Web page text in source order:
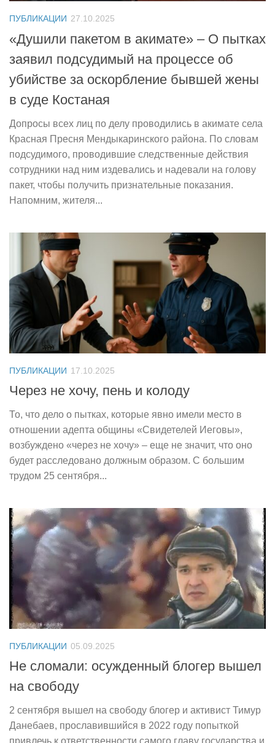
ПУБЛИКАЦИИ 27.10.2025
«Душили пакетом в акимате» – О пытках
заявил подсудимый на процессе об
убийстве за оскорбление бывшей жены
в суде Костаная
Допросы всех лиц по делу проводились в акимате села
Красная Пресня Мендыкаринского района. По словам
подсудимого, проводившие следственные действия
сотрудники над ним издевались и надевали на голову
пакет, чтобы получить признательные показания.
Напомним, жителя...
ПУБЛИКАЦИИ 17.10.2025
Через не хочу, пень и колоду
То, что дело о пытках, которые явно имели место в
отношении адепта общины «Свидетелей Иеговы»,
возбуждено «через не хочу» – еще не значит, что оно
будет расследовано должным образом. С большим
трудом 25 сентября...
ПУБЛИКАЦИИ 05.09.2025
Не сломали: осужденный блогер вышел
на свободу
2 сентября вышел на свободу блогер и активист Тимур
Данебаев, прославившийся в 2022 году попыткой
привлечь к ответственности самого главу государства и